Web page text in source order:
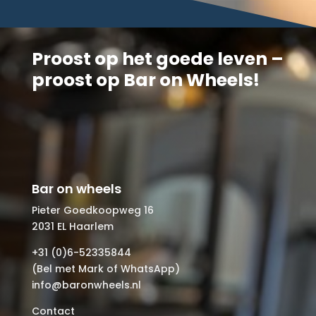
Proost op het goede leven –
proost op Bar on Wheels!
Bar on wheels
Pieter Goedkoopweg 16
2031 EL Haarlem
+31 (0)6-52335844
(Bel met Mark of WhatsApp)
info@baronwheels.nl
Contact